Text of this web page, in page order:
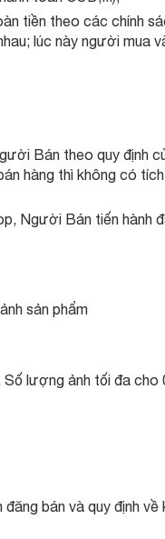
tiền theo các chính
lúc này người mua
Bán theo quy định
hàng thì không có tích
Người Bán tiến hành
sản phẩm
lượng ảnh tối đa cho
bán và quy định về